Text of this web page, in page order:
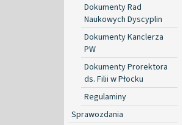
Dokumenty Rad
Naukowych Dyscyplin
Dokumenty Kanclerza
PW
Dokumenty Prorektora
ds. Filii w Płocku
Regulaminy
Sprawozdania